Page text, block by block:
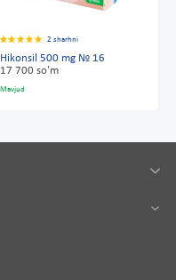
2 sharhni
Hikonsil 500 mg № 16
17 700 so'm
Mavjud